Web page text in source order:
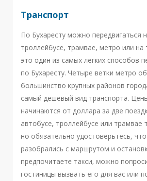
Транспорт
По Бухаресту можно передвигаться
троллейбусе, трамвае, метро или на
это один из самых легких способов
по Бухаресту. Четыре ветки метро
большинство крупных районов
самый дешевый вид транспорта.
начинаются от доллара за две
автобусе, троллейбусе или трамвае
но обязательно удостоверьтесь,
разобрались с маршрутом и
предпочитаете такси, можно
гостиницы вызвать его для вас или